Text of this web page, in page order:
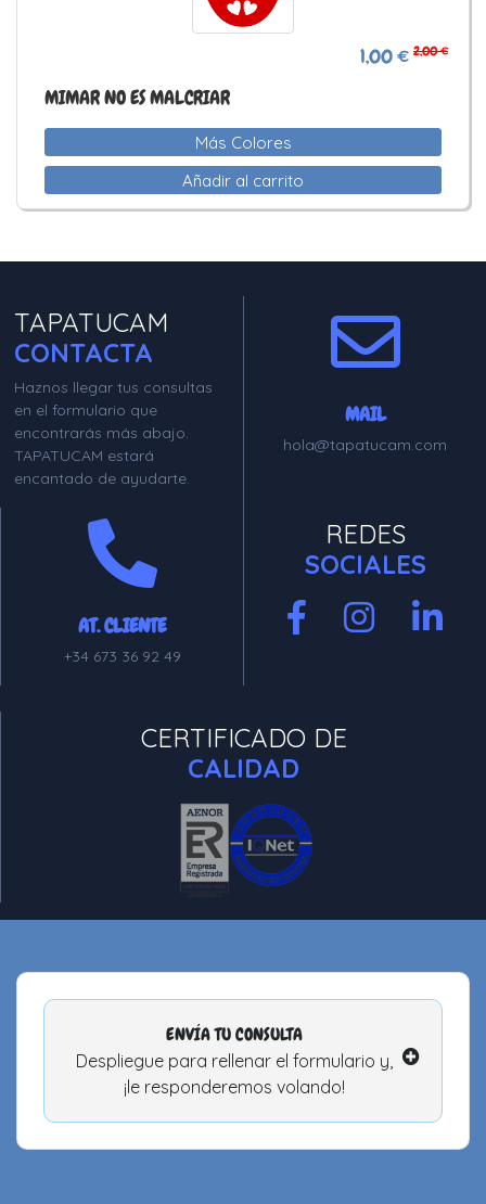
1,00 € 2,00 €
MIMAR NO ES MALCRIAR
Más Colores
Añadir al carrito
TAPATUCAM
CONTACTA
Haznos llegar tus consultas
en el formulario que
encontrarás más abajo.
TAPATUCAM estará
encantado de ayudarte.
MAIL
hola@tapatucam.com
AT. CLIENTE
+34 673 36 92 49
REDES
SOCIALES
CERTIFICADO DE
CALIDAD
ENVÍA TU CONSULTA
Despliegue para rellenar el formulario y,
¡le responderemos volando!